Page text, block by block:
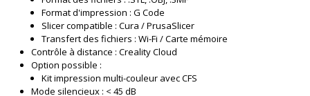
Format d'impression : G Code
Slicer compatible : Cura / PrusaSlicer
Transfert des fichiers : Wi-Fi / Carte mémoire
Contrôle à distance : Creality Cloud
Option possible :
Kit impression multi-couleur avec CFS
Mode silencieux : < 45 dB